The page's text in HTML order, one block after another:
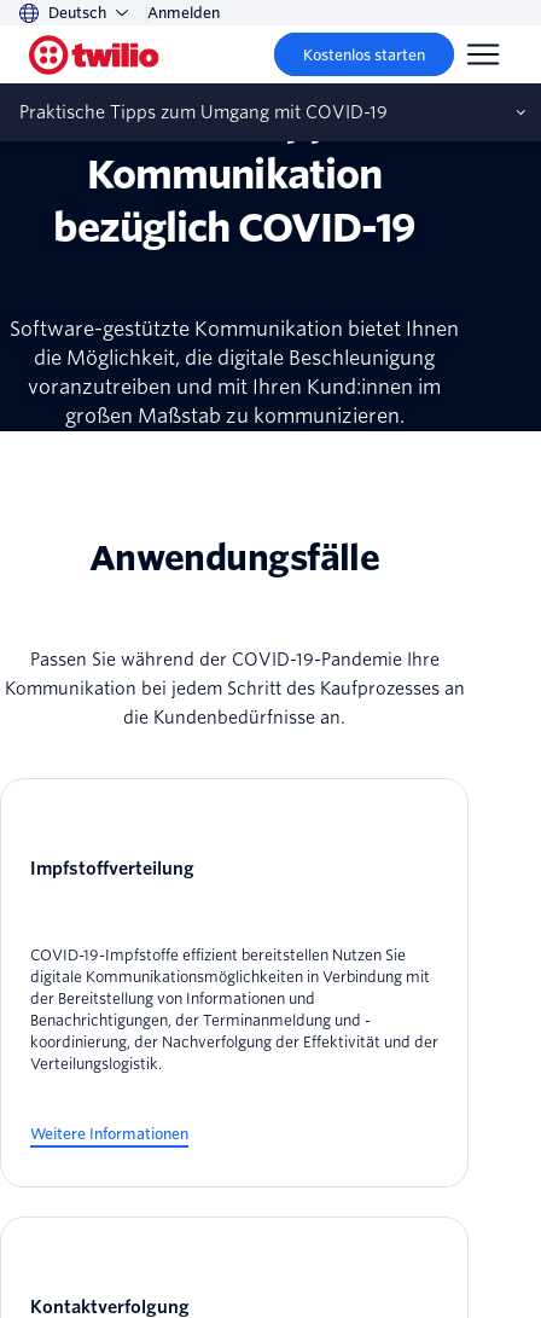
Deutsch Anmelden
Kostenlos starten
Praktische Tipps zum Umgang mit COVID-19
Entwickeln Sie für den Alltag der Zukunft.
Praktische Tipps zur
Kommunikation
bezüglich COVID-19
Software-gestützte Kommunikation bietet Ihnen
die Möglichkeit, die digitale Beschleunigung
voranzutreiben und mit Ihren Kund:innen im
großen Maßstab zu kommunizieren.
Anwendungsfälle
Passen Sie während der COVID-19-Pandemie Ihre
Kommunikation bei jedem Schritt des Kaufprozesses an
die Kundenbedürfnisse an.
Impfstoffverteilung
COVID-19-Impfstoffe effizient bereitstellen Nutzen Sie
digitale Kommunikationsmöglichkeiten in Verbindung mit
der Bereitstellung von Informationen und
Benachrichtigungen, der Terminanmeldung und -
koordinierung, der Nachverfolgung der Effektivität und der
Verteilungslogistik.
Weitere Informationen
Kontaktverfolgung